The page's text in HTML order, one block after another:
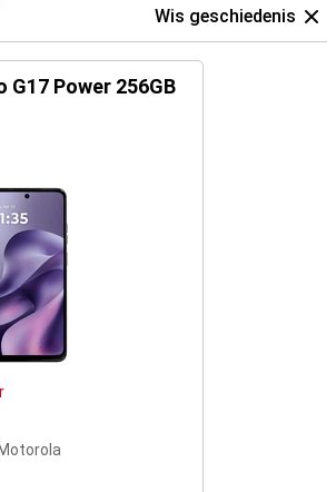
Wis geschiedenis
Power 256GB